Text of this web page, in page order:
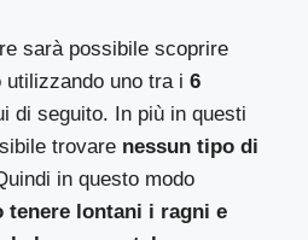
sarà possibile scoprire
uno tra i 6
di seguito. In più in questi
trovare nessun tipo di
in questo modo
tenere lontani i ragni e